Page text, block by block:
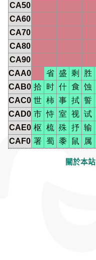
CA50
CA60
CA70
CA80
CA90
CAA0
省 盛 剩 胜
CAB0 拾 时 什 食 蚀
CAC0 世 柿 事 拭 誓
CAD0 市 恃 室 视 试
CAE0 枢 梳 殊 抒 输
CAF0 署 蜀 黍 鼠 属
關於本站